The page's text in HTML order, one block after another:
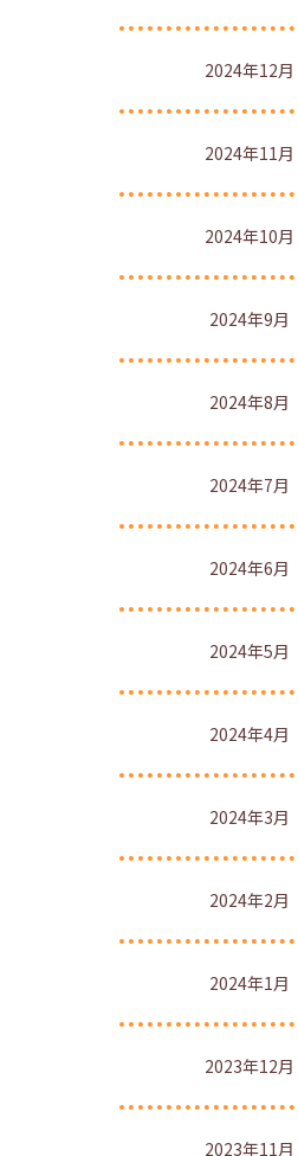
2024年12月
2024年11月
2024年10月
2024年9月
2024年8月
2024年7月
2024年6月
2024年5月
2024年4月
2024年3月
2024年2月
2024年1月
2023年12月
2023年11月